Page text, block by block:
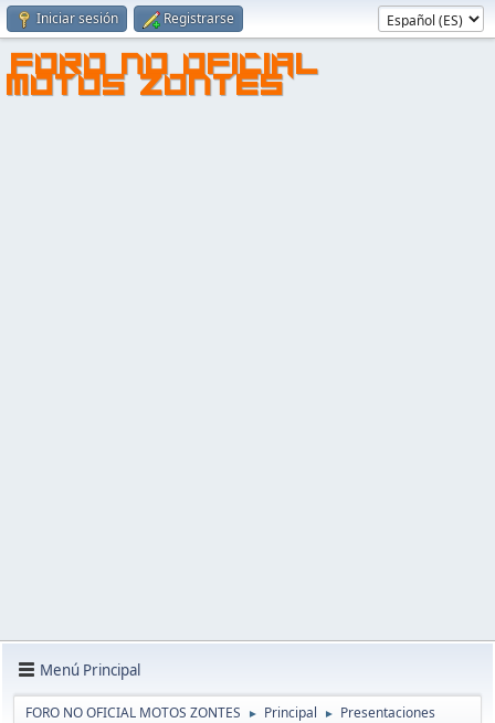
Iniciar sesión Registrarse
FORO NO OFICIAL
MOTOS ZONTES
Menú Principal
FORO NO OFICIAL MOTOS ZONTES ► Principal ► Presentaciones